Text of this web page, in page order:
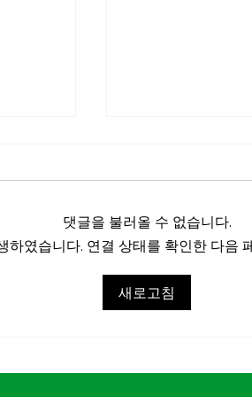
마실파크골프,
망기업 100 선정
댓글을 불러올 수 없습니다.
하였습니다. 연결 상태를 확인한 다음
새로고침